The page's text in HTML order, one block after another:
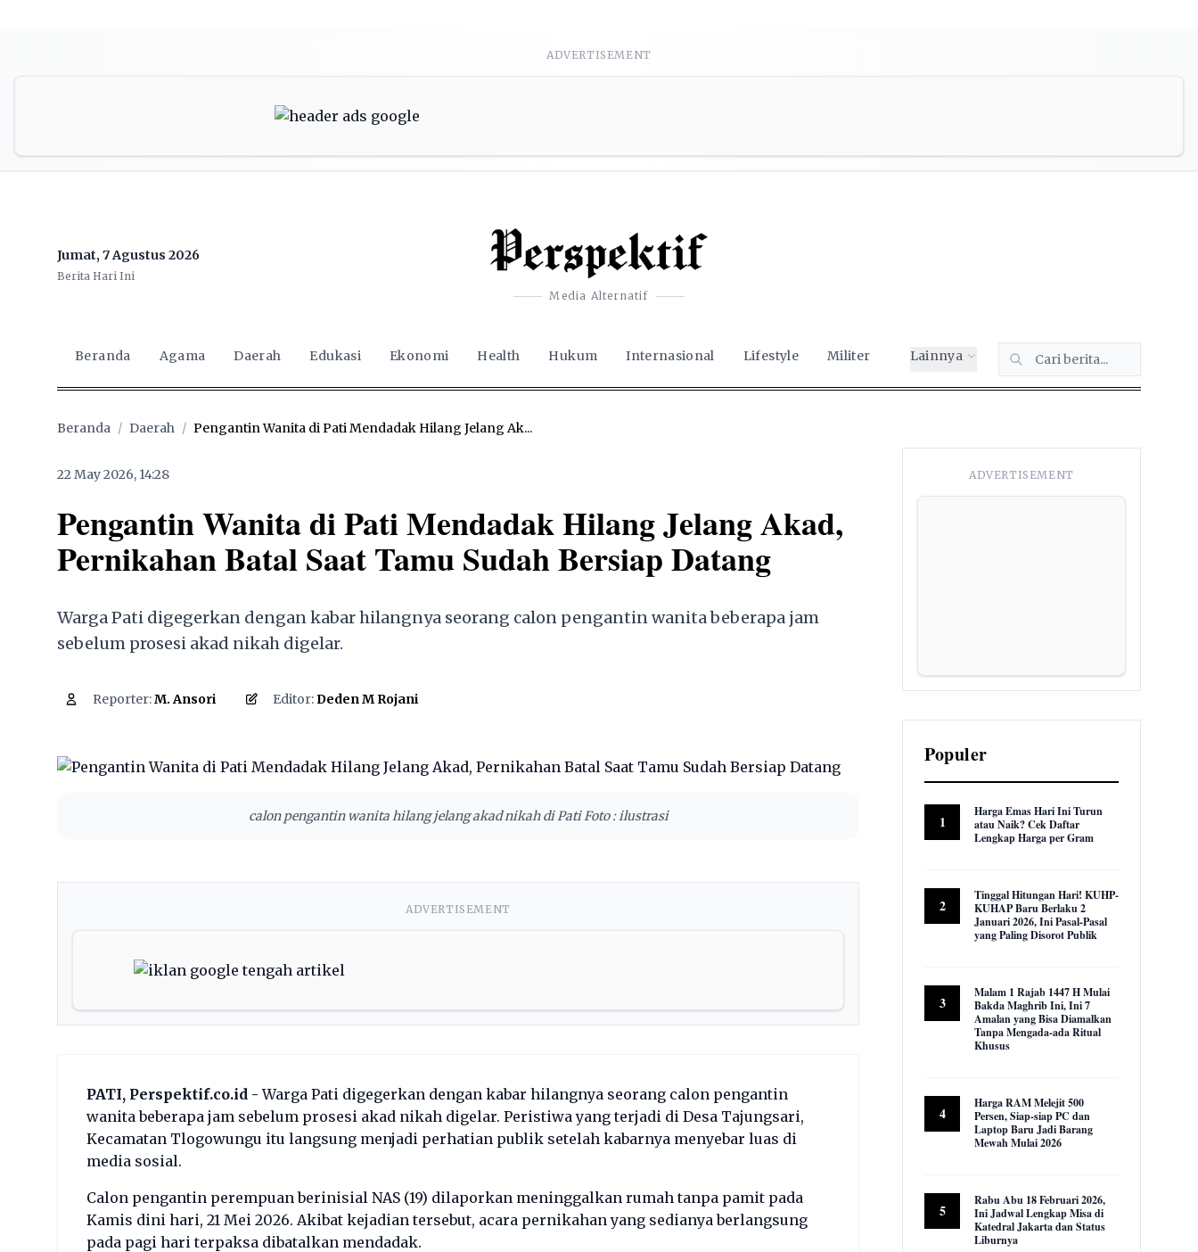
ADVERTISEMENT
Jumat, 7 Agustus 2026
Berita Hari Ini
Media Alternatif
Beranda Agama Daerah Edukasi Ekonomi Health Hukum Internasional Lifestyle Militer Lainnya
Beranda / Daerah / Pengantin Wanita di Pati Mendadak Hilang Jelang Ak...
22 May 2026, 14:28
Pengantin Wanita di Pati Mendadak Hilang Jelang Akad,
Pernikahan Batal Saat Tamu Sudah Bersiap Datang
Warga Pati digegerkan dengan kabar hilangnya seorang calon pengantin wanita beberapa jam
sebelum prosesi akad nikah digelar.
Reporter:M. Ansori Editor:Deden M Rojani
1,274
calon pengantin wanita hilang jelang akad nikah di Pati Foto : ilustrasi
ADVERTISEMENT
PATI, Perspektif.co.id - Warga Pati digegerkan dengan kabar hilangnya seorang calon pengantin
wanita beberapa jam sebelum prosesi akad nikah digelar. Peristiwa yang terjadi di Desa Tajungsari,
Kecamatan Tlogowungu itu langsung menjadi perhatian publik setelah kabarnya menyebar luas di
media sosial.
Calon pengantin perempuan berinisial NAS (19) dilaporkan meninggalkan rumah tanpa pamit pada
Kamis dini hari, 21 Mei 2026. Akibat kejadian tersebut, acara pernikahan yang sedianya berlangsung
pada pagi hari terpaksa dibatalkan mendadak.
ADVERTISEMENT
Populer
1
Harga Emas Hari Ini Turun
atau Naik? Cek Daftar
Lengkap Harga per Gram
2
Tinggal Hitungan Hari! KUHP-
KUHAP Baru Berlaku 2
Januari 2026, Ini Pasal-Pasal
yang Paling Disorot Publik
3
Malam 1 Rajab 1447 H Mulai
Bakda Maghrib Ini, Ini 7
Amalan yang Bisa Diamalkan
Tanpa Mengada-ada Ritual
Khusus
4
Harga RAM Melejit 500
Persen, Siap-siap PC dan
Laptop Baru Jadi Barang
Mewah Mulai 2026
5
Rabu Abu 18 Februari 2026,
Ini Jadwal Lengkap Misa di
Katedral Jakarta dan Status
Liburnya